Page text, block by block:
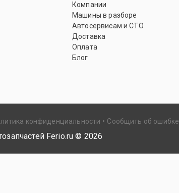
Компании
Машины в разборе
Автосервисам и СТО
Доставка
Оплата
Блог
конфиденциальности Сообщить об ошибке
Ferio.ru © 2026